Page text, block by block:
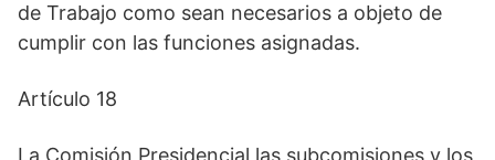
de Trabajo como sean necesarios a objeto de
cumplir con las funciones asignadas.
Artículo 18
La Comisión Presidencial las subcomisiones y los